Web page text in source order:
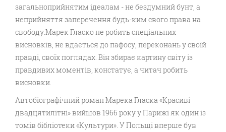
загальноприйнятим ідеалам - не бездумний бунт, а
неприйняття заперечення будь-ким свого права на
свободу.Марек Гласко не робить спеціальних
висновків, не вдається до пафосу, переконань у своїй
правді, своїх поглядах. Він збирає картину світу із
правдивих моментів, констатує, а читач робить
висновки.
Автобіографічний роман Марека Гласка «Красиві
двадцятилітні» вийшов 1966 року у Парижі як один із
томів бібліотеки «Культури». У Польщі вперше був